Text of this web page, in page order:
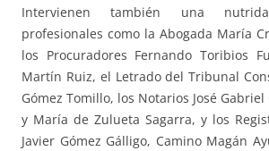
Intervienen también una
profesionales como la Abogada María
los Procuradores Fernando Toribios
Martín Ruiz, el Letrado del Tribunal
Gómez Tomillo, los Notarios José
y María de Zulueta Sagarra, y los
Javier Gómez Gálligo, Camino Magán